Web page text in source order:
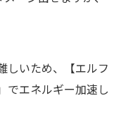
しいため、【エルフ
でエネルギー加速し